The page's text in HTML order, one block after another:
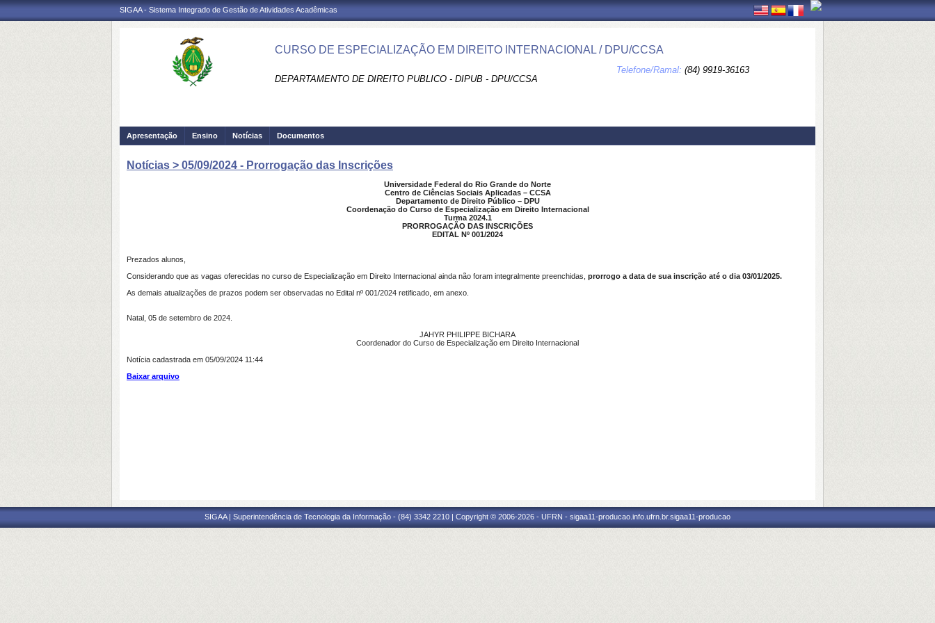
SIGAA - Sistema Integrado de Gestão de Atividades Acadêmicas
CURSO DE ESPECIALIZAÇÃO EM DIREITO INTERNACIONAL / DPU/CCSA
DEPARTAMENTO DE DIREITO PUBLICO - DIPUB - DPU/CCSA
Telefone/Ramal: (84) 9919-36163
Apresentação Ensino Notícias Documentos
Notícias > 05/09/2024 - Prorrogação das Inscrições
Universidade Federal do Rio Grande do Norte
Centro de Ciências Sociais Aplicadas – CCSA
Departamento de Direito Público – DPU
Coordenação do Curso de Especialização em Direito Internacional
Turma 2024.1
PRORROGAÇÃO DAS INSCRIÇÕES
EDITAL Nº 001/2024
Prezados alunos,
Considerando que as vagas oferecidas no curso de Especialização em Direito Internacional ainda não foram integralmente preenchidas, prorrogo a data de sua inscrição até o dia 03/01/2025.
As demais atualizações de prazos podem ser observadas no Edital nº 001/2024 retificado, em anexo.
Natal, 05 de setembro de 2024.
JAHYR PHILIPPE BICHARA
Coordenador do Curso de Especialização em Direito Internacional
Notícia cadastrada em 05/09/2024 11:44
Baixar arquivo
SIGAA | Superintendência de Tecnologia da Informação - (84) 3342 2210 | Copyright © 2006-2026 - UFRN - sigaa11-producao.info.ufrn.br.sigaa11-producao